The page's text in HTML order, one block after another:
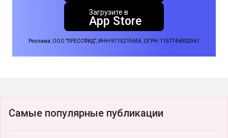
Загрузите в
App Store
Реклама: ООО "ПРЕССФИД", ИНН 9715219654, ОГРН: 1157746902961
Самые популярные публикации